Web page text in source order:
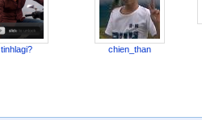
tinhlagi? chien_than